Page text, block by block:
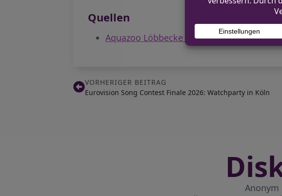
Quellen
Aquazoo Löbbecke Museum
VORHERIGER BEITRAG
Eurovision Song Contest Finale 2026: Watchparty in Köln
Anonym